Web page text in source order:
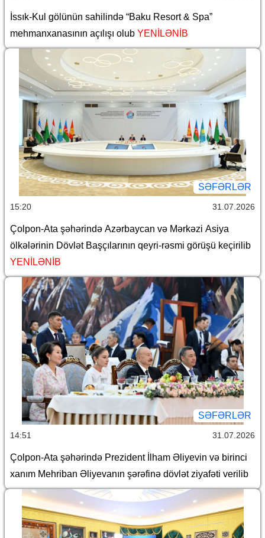
İssık-Kul gölünün sahilində “Baku Resort & Spa”
mehmanxanasının açılışı olub YENİLƏNİB
SƏFƏRLƏR
15:20 31.07.2026
Çolpon-Ata şəhərində Azərbaycan və Mərkəzi Asiya
ölkələrinin Dövlət Başçılarının qeyri-rəsmi görüşü keçirilib
YENİLƏNİB
SƏFƏRLƏR
14:51 31.07.2026
Çolpon-Ata şəhərində Prezident İlham Əliyevin və birinci
xanım Mehriban Əliyevanın şərəfinə dövlət ziyafəti verilib